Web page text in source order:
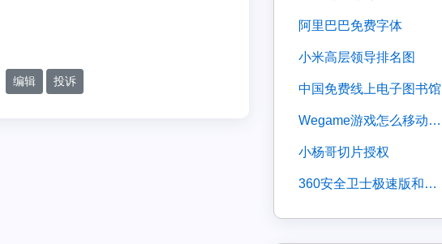
编辑 投诉
阿里巴巴免费字体
小米高层领导排名图
中国免费线上电子图书馆
wegame游戏怎么移动到另外的盘
小杨哥切片授权
360安全卫士极速版和正式版的区别